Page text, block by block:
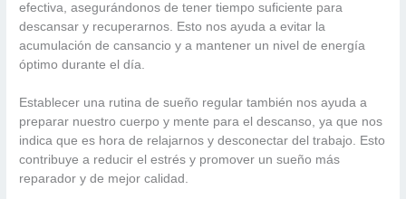
efectiva, asegurándonos de tener tiempo suficiente para
descansar y recuperarnos. Esto nos ayuda a evitar la
acumulación de cansancio y a mantener un nivel de energía
óptimo durante el día.
Establecer una rutina de sueño regular también nos ayuda a
preparar nuestro cuerpo y mente para el descanso, ya que nos
indica que es hora de relajarnos y desconectar del trabajo. Esto
contribuye a reducir el estrés y promover un sueño más
reparador y de mejor calidad.